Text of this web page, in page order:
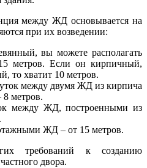
между ЖД основывается на
при их возведении:
вы можете располагать
метров. Если он кирпичный,
то хватит 10 метров.
между двумя ЖД из кирпича
метров.
между ЖД, построенными из
ЖД – от 15 метров.
требований к созданию
двора.